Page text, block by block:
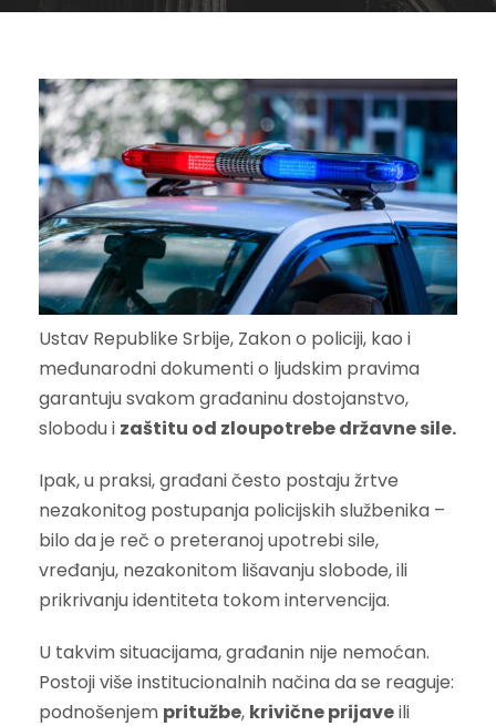
Ustav Republike Srbije, Zakon o policiji, kao i
međunarodni dokumenti o ljudskim pravima
garantuju svakom građaninu dostojanstvo,
slobodu i zaštitu od zloupotrebe državne sile.
Ipak, u praksi, građani često postaju žrtve
nezakonitog postupanja policijskih službenika –
bilo da je reč o preteranoj upotrebi sile,
vređanju, nezakonitom lišavanju slobode, ili
prikrivanju identiteta tokom intervencija.
U takvim situacijama, građanin nije nemoćan.
Postoji više institucionalnih načina da se reaguje:
podnošenjem pritužbe, krivične prijaveili